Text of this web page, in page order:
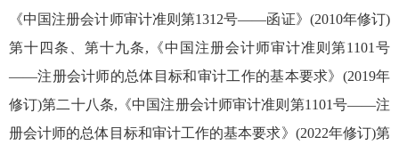
《中国注册会计师审计准则第1312号——函证》(2010年修订)
第十四条、第十九条,《中国注册会计师审计准则第1101号
——注册会计师的总体目标和审计工作的基本要求》(2019年
修订)第二十八条,《中国注册会计师审计准则第1101号——注
册会计师的总体目标和审计工作的基本要求》(2022年修订)第